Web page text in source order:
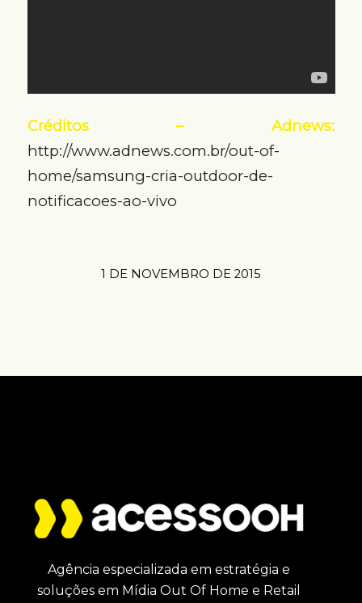
Créditos – Adnews:
http://www.adnews.com.br/out-of-
home/samsung-cria-outdoor-de-
notificacoes-ao-vivo
1 DE NOVEMBRO DE 2015
Agência especializada em estratégia e
soluções em Mídia Out Of Home e Retail